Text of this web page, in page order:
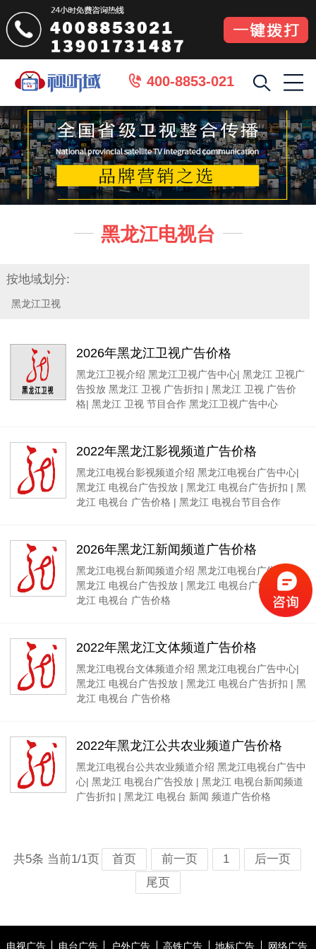
 400-8853-021
 黑龙江电视台 
按地域划分:
黑龙江卫视
2026年黑龙江卫视广告价格
黑龙江卫视介绍 黑龙江卫视广告中心| 黑龙江 卫视广
告投放 黑龙江 卫视 广告折扣 | 黑龙江 卫视 广告价
格| 黑龙江 卫视 节目合作 黑龙江卫视广告中心
2022年黑龙江影视频道广告价格
黑龙江电视台影视频道介绍 黑龙江电视台广告中心|
黑龙江 电视台广告投放 | 黑龙江 电视台广告折扣 | 黑
龙江 电视台 广告价格 | 黑龙江 电视台节目合作
2026年黑龙江新闻频道广告价格
黑龙江电视台新闻频道介绍 黑龙江电视台广告中心|
黑龙江 电视台广告投放 | 黑龙江 电视台广告折扣 | 黑
龙江 电视台 广告价格
2022年黑龙江文体频道广告价格
黑龙江电视台文体频道介绍 黑龙江电视台广告中心|
黑龙江 电视台广告投放 | 黑龙江 电视台广告折扣 | 黑
龙江 电视台 广告价格
2022年黑龙江公共农业频道广告价格
黑龙江电视台公共农业频道介绍 黑龙江电视台广告中
心| 黑龙江 电视台广告投放 | 黑龙江 电视台新闻频道
广告折扣 | 黑龙江 电视台 新闻 频道广告价格
共5条 当前1/1页 首页 前一页 1
后一页
尾页
电视广告 电台广告 户外广告 高铁广告 地标广告 网络广告